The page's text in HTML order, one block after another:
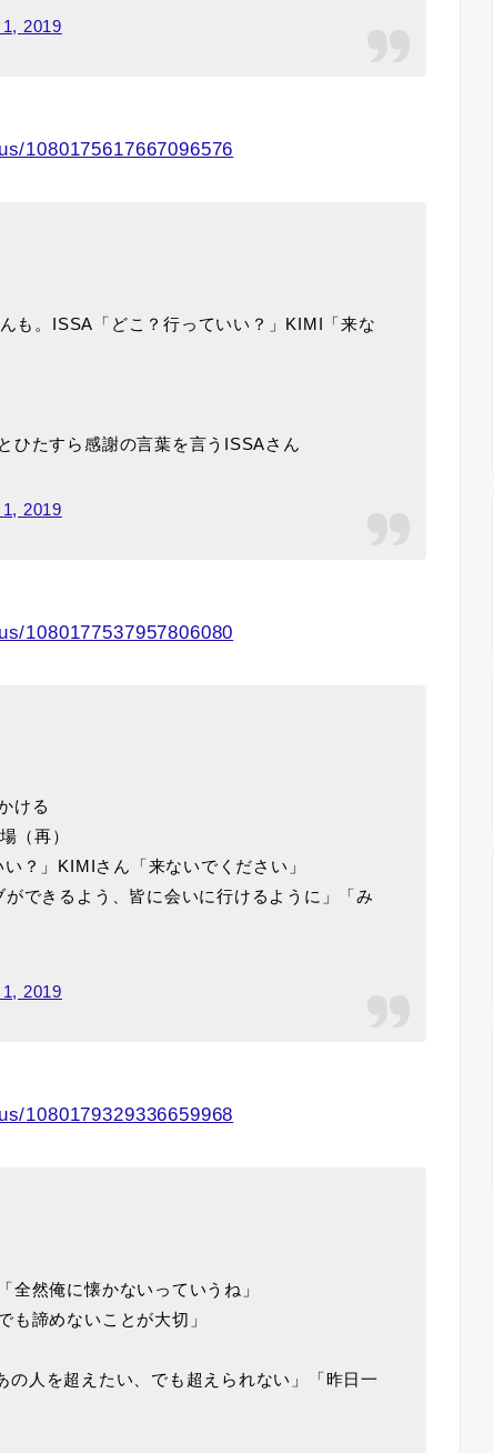
2019
1080175617667096576
も。ISSA「どこ？行っていい？」KIMI「来な
ひたすら感謝の言葉を言うISSAさん
2019
1080177537957806080
ける
（再）
？」KIMIさん「来ないでください」
できるよう、皆に会いに行けるように」「み
2019
1080179329336659968
全然俺に懐かないっていうね」
も諦めないことが大切」
人を超えたい、でも超えられない」「昨日一